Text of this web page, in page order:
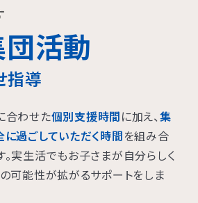
活動
指導
合わせた個別支援時間に加え、集
過ごしていただく時間を組み合
実生活でもお子さまが自分らしく
可能性が拡がるサポートをしま
1500名以上の方が受講され、「毎日のようにあっ
今まで何回言ってもやってくれなかった宿題をや
ど、多くの方にご好評をいただいています。
けですか？
を聞くだけでなく、テキストに書き込んでいただ
と講師とで対話したりしながら進めます。
を自宅に帰ってお子さまに実践していただき、
いただき振り返りしていきます。